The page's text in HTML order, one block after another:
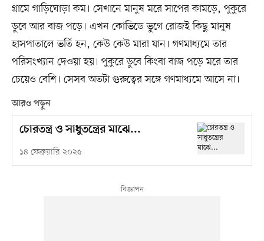
গ্রামে গাড়িঘোড়া কম। সেখানে মানুষ মরে সাপের কামড়ে, পুকুরে
ডুবে আর বাজ পড়ে। এখন কোভিডে ভুগে রোজই কিছু মানুষ
হাসপাতালে ভর্তি হন, কেউ কেউ মারা যান। গণমাধ্যমে তার
পরিসংখ্যান দেওয়া হয়। পুকুরে ডুবে কিংবা বাজ পড়ে মরে তার
চেয়েও বেশি। সেসব অতটা গুরুত্বের সঙ্গে গণমাধ্যমে আসে না।
আরও পড়ুন
চোরতন্ত্র ও সাধুতন্ত্রের মাঝে...
১৪ ফেব্রুয়ারি ২০২৫